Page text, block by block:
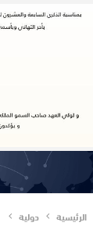
الرئيسية دولية